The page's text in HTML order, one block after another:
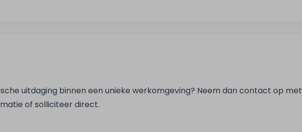
uitdaging binnen een unieke werkomgeving? Neem dan contact op met
of solliciteer direct.